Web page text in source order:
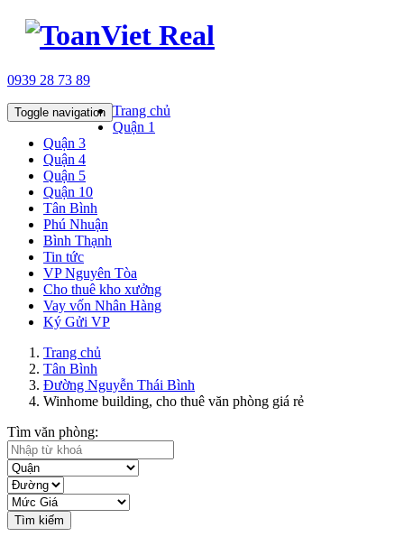
0939 28 73 89
Toggle navigation Trang chủ
Quận 1
Quận 3
Quận 4
Quận 5
Quận 10
Tân Bình
Phú Nhuận
Bình Thạnh
Tin tức
VP Nguyên Tòa
Cho thuê kho xưởng
Vay vốn Nhân Hàng
Ký Gửi VP
Trang chủ
Tân Bình
Đường Nguyễn Thái Bình
Winhome building, cho thuê văn phòng giá rẻ
Tìm văn phòng:
Tìm kiếm